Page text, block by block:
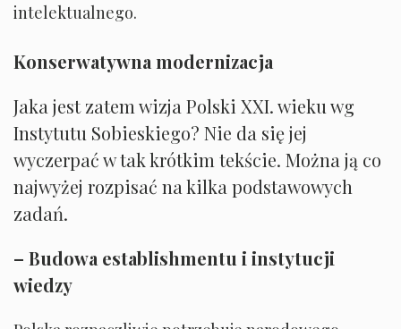
intelektualnego.
Konserwatywna modernizacja
Jaka jest zatem wizja Polski XXI. wieku wg
Instytutu Sobieskiego? Nie da się jej
wyczerpać w tak krótkim tekście. Można ją co
najwyżej rozpisać na kilka podstawowych
zadań.
– Budowa establishmentu i instytucji
wiedzy